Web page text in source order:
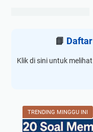
📘
Klik di sini untuk
TRENDING MINGGU INI